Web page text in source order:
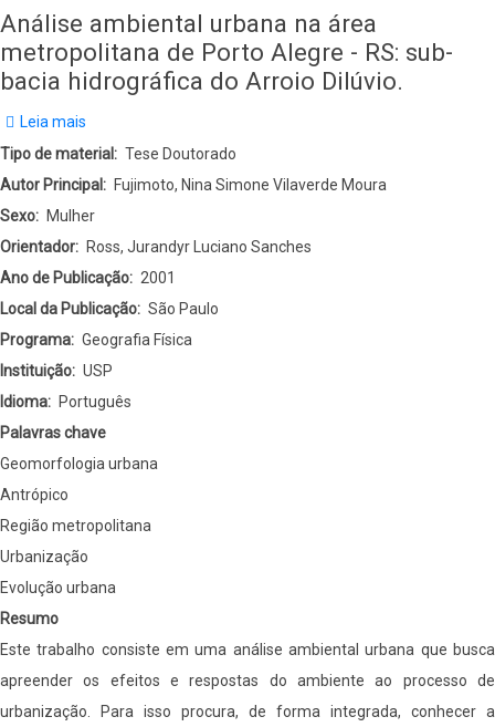
Análise ambiental urbana na área
metropolitana de Porto Alegre - RS: sub-
bacia hidrográfica do Arroio Dilúvio.
Leia mais
Análise
ambiental
urbana
na
área
metropolitana
de
Porto
Alegre
-
RS:
bacia
hidrográfica
do
Dilúvio.
Tipo de material
Tese Doutorado
Autor Principal
Fujimoto, Nina Simone Vilaverde Moura
Sexo
Mulher
Orientador
Ross, Jurandyr Luciano Sanches
Ano de Publicação
2001
Local da Publicação
São Paulo
Programa
Geografia Física
Instituição
USP
Idioma
Português
Palavras chave
Geomorfologia urbana
Antrópico
Região metropolitana
Urbanização
Evolução urbana
Resumo
Este trabalho consiste em uma análise ambiental urbana que busca
apreender os efeitos e respostas do ambiente ao processo de
urbanização. Para isso procura, de forma integrada, conhecer a